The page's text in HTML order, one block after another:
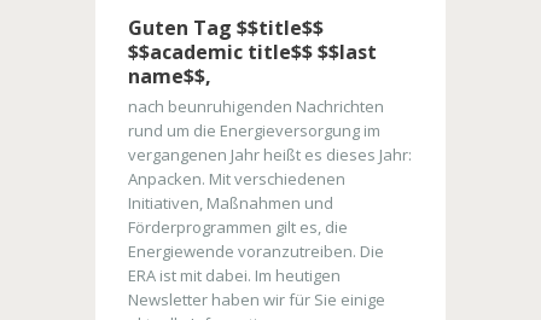
Guten Tag $$title$$
$$academic title$$ $$last
name$$,
nach beunruhigenden Nachrichten
rund um die Energieversorgung im
vergangenen Jahr heißt es dieses Jahr:
Anpacken. Mit verschiedenen
Initiativen, Maßnahmen und
Förderprogrammen gilt es, die
Energiewende voranzutreiben. Die
ERA ist mit dabei. Im heutigen
Newsletter haben wir für Sie einige